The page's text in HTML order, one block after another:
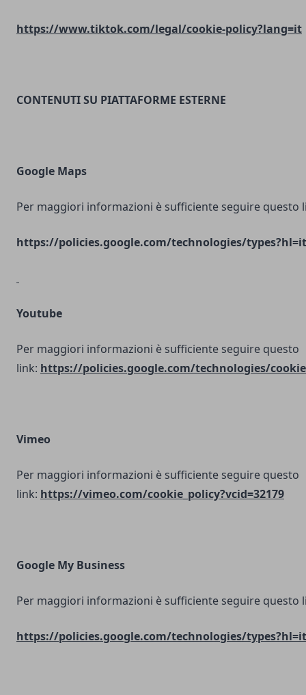
https://www.tiktok.com/legal/cookie-policy?lang=it
CONTENUTI SU PIATTAFORME ESTERNE
Google Maps
Per maggiori informazioni è sufficiente seguire questo
https://policies.google.com/technologies/types?hl=it
Youtube
Per maggiori informazioni è sufficiente seguire questo
link: https://policies.google.com/technologies/
Vimeo
Per maggiori informazioni è sufficiente seguire questo
link: https://vimeo.com/cookie_policy?vcid=32179
Google My Business
Per maggiori informazioni è sufficiente seguire questo
https://policies.google.com/technologies/types?hl=it